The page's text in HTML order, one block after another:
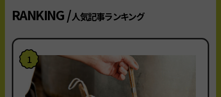
RANKING /人気記事ランキング
1